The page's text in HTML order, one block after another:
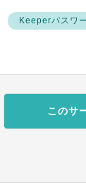
Keeperパスワ
このサ